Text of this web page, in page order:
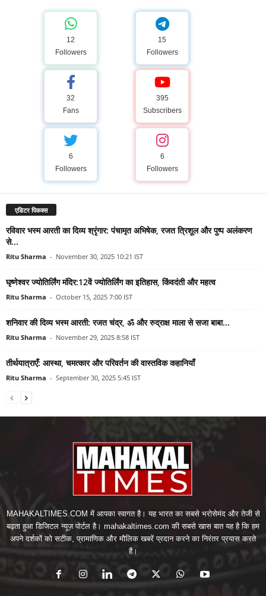
12
Followers
15
Followers
32
Fans
395
Subscribers
6
Followers
6
Followers
एडिटर पिकक्स
रविवार भस्म आरती का दिव्य श्रृंगार: पंचामृत अभिषेक, रजत त्रिशूल और पुष्प अलंकरण
से...
Ritu Sharma - November 30, 2025 10:21 IST
घृष्णेश्वर ज्योतिर्लिंग मंदिर:12वें ज्योतिर्लिंग का इतिहास, किंवदंती और महत्व
Ritu Sharma - October 15, 2025 7:00 IST
शनिवार की दिव्य भस्म आरती: रजत चंद्र, ॐ और रुद्राक्ष माला से सजा बाबा...
Ritu Sharma - November 29, 2025 8:58 IST
तीर्थयात्राएँ: आस्था, चमत्कार और परिवर्तन की वास्तविक कहानियाँ
Ritu Sharma - September 30, 2025 5:45 IST
MAHAKALTIMES.COM में आपका स्वागत है। यह भारत का सबसे भरोसेमंद और तेजी से
बढ़ता हुआ डिजिटल न्यूज़ पोर्टल है। mahakaltimes.com की सबसे खास बात यह है कि हम
अपने दर्शकों को सटीक, प्रामाणिक और मौलिक खबरें प्रदान करने का निरंतर प्रयास करते
हैं।